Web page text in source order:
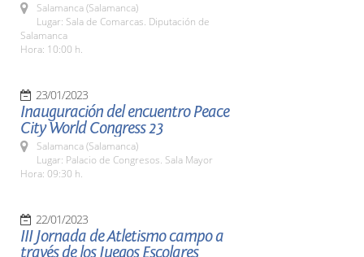
Salamanca (Salamanca)
Lugar: Sala de Comarcas. Diputación de
Salamanca
Hora: 10:00 h.
23/01/2023
Inauguración del encuentro Peace
City World Congress 23
Salamanca (Salamanca)
Lugar: Palacio de Congresos. Sala Mayor
Hora: 09:30 h.
22/01/2023
III Jornada de Atletismo campo a
través de los Juegos Escolares